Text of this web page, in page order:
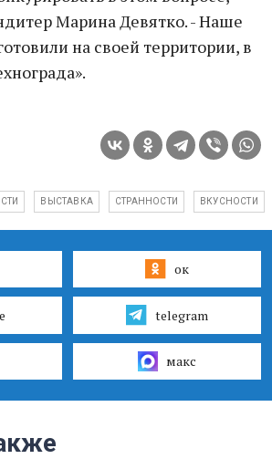
Марина Девятко. - Наше
на своей территории, в
ВЫСТАВКА СТРАННОСТИ ВКУСНОСТИ
ок
telegram
макс